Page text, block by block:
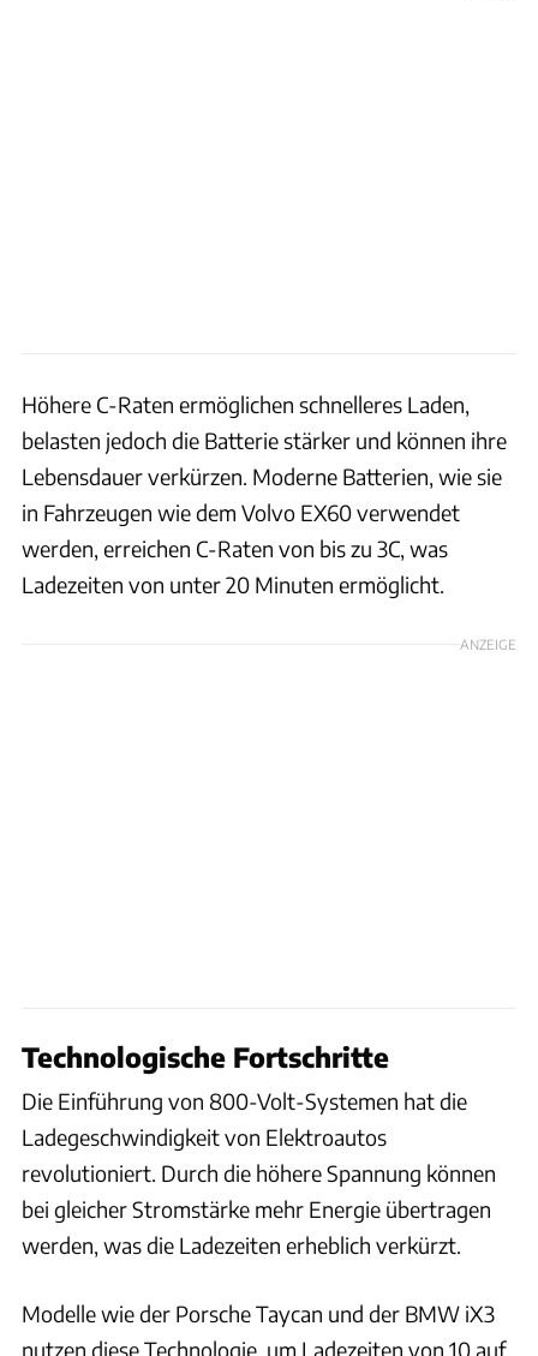
Höhere C-Raten ermöglichen schnelleres Laden,
belasten jedoch die Batterie stärker und können ihre
Lebensdauer verkürzen. Moderne Batterien, wie sie
in Fahrzeugen wie dem Volvo EX60 verwendet
werden, erreichen C-Raten von bis zu 3C, was
Ladezeiten von unter 20 Minuten ermöglicht.
ANZEIGE
Technologische Fortschritte
Die Einführung von 800-Volt-Systemen hat die
Ladegeschwindigkeit von Elektroautos
revolutioniert. Durch die höhere Spannung können
bei gleicher Stromstärke mehr Energie übertragen
werden, was die Ladezeiten erheblich verkürzt.
Modelle wie der Porsche Taycan und der BMW iX3
nutzen diese Technologie, um Ladezeiten von 10 auf